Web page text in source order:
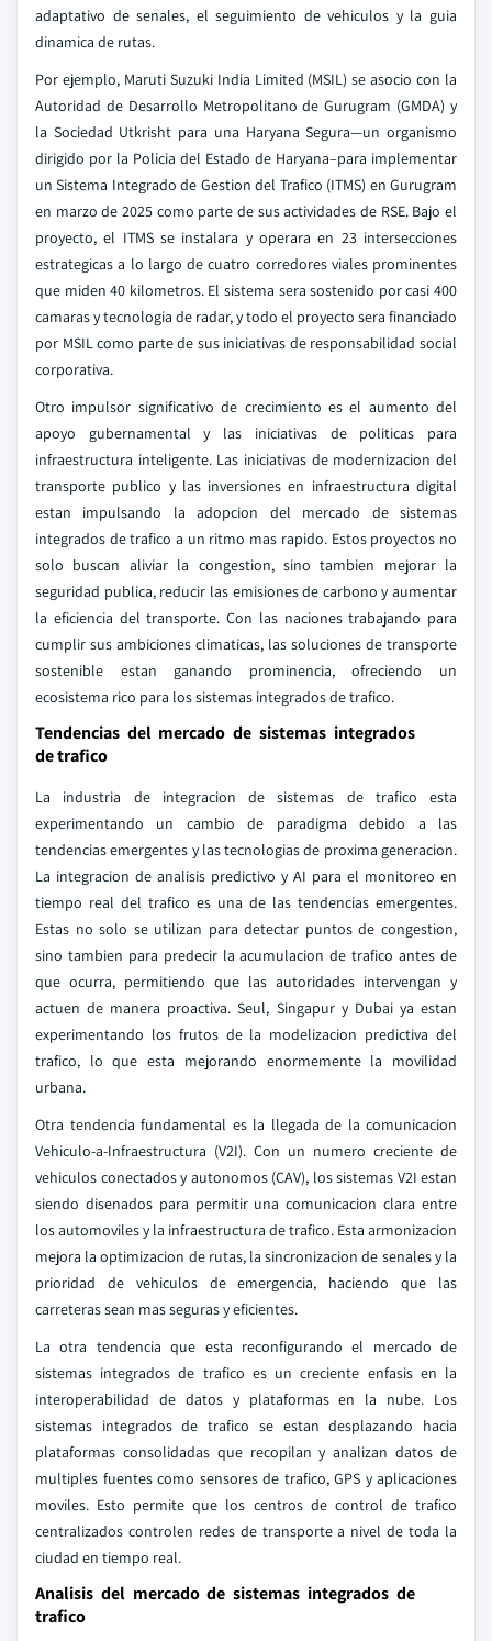
adaptativo de senales, el seguimiento de vehiculos y la guia
dinamica de rutas.
Por ejemplo, Maruti Suzuki India Limited (MSIL) se asocio con la
Autoridad de Desarrollo Metropolitano de Gurugram (GMDA) y
la Sociedad Utkrisht para una Haryana Segura—un organismo
dirigido por la Policia del Estado de Haryana–para implementar
un Sistema Integrado de Gestion del Trafico (ITMS) en Gurugram
en marzo de 2025 como parte de sus actividades de RSE. Bajo el
proyecto, el ITMS se instalara y operara en 23 intersecciones
estrategicas a lo largo de cuatro corredores viales prominentes
que miden 40 kilometros. El sistema sera sostenido por casi 400
camaras y tecnologia de radar, y todo el proyecto sera financiado
por MSIL como parte de sus iniciativas de responsabilidad social
corporativa.
Otro impulsor significativo de crecimiento es el aumento del
apoyo gubernamental y las iniciativas de politicas para
infraestructura inteligente. Las iniciativas de modernizacion del
transporte publico y las inversiones en infraestructura digital
estan impulsando la adopcion del mercado de sistemas
integrados de trafico a un ritmo mas rapido. Estos proyectos no
solo buscan aliviar la congestion, sino tambien mejorar la
seguridad publica, reducir las emisiones de carbono y aumentar
la eficiencia del transporte. Con las naciones trabajando para
cumplir sus ambiciones climaticas, las soluciones de transporte
sostenible estan ganando prominencia, ofreciendo un
ecosistema rico para los sistemas integrados de trafico.
Tendencias del mercado de sistemas integrados
de trafico
La industria de integracion de sistemas de trafico esta
experimentando un cambio de paradigma debido a las
tendencias emergentes y las tecnologias de proxima generacion.
La integracion de analisis predictivo y AI para el monitoreo en
tiempo real del trafico es una de las tendencias emergentes.
Estas no solo se utilizan para detectar puntos de congestion,
sino tambien para predecir la acumulacion de trafico antes de
que ocurra, permitiendo que las autoridades intervengan y
actuen de manera proactiva. Seul, Singapur y Dubai ya estan
experimentando los frutos de la modelizacion predictiva del
trafico, lo que esta mejorando enormemente la movilidad
urbana.
Otra tendencia fundamental es la llegada de la comunicacion
Vehiculo-a-Infraestructura (V2I). Con un numero creciente de
vehiculos conectados y autonomos (CAV), los sistemas V2I estan
siendo disenados para permitir una comunicacion clara entre
los automoviles y la infraestructura de trafico. Esta armonizacion
mejora la optimizacion de rutas, la sincronizacion de senales y la
prioridad de vehiculos de emergencia, haciendo que las
carreteras sean mas seguras y eficientes.
La otra tendencia que esta reconfigurando el mercado de
sistemas integrados de trafico es un creciente enfasis en la
interoperabilidad de datos y plataformas en la nube. Los
sistemas integrados de trafico se estan desplazando hacia
plataformas consolidadas que recopilan y analizan datos de
multiples fuentes como sensores de trafico, GPS y aplicaciones
moviles. Esto permite que los centros de control de trafico
centralizados controlen redes de transporte a nivel de toda la
ciudad en tiempo real.
Analisis del mercado de sistemas integrados de
trafico